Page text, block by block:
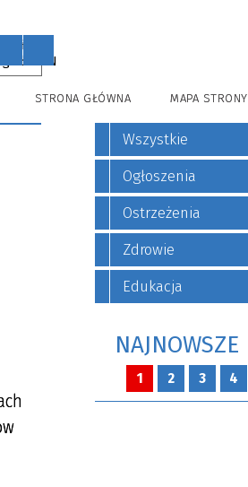
EN
STRONA GŁÓWNA MAPA STRONY
Wszystkie
Ogłoszenia
Ostrzeżenia
Zdrowie
Edukacja
NAJNOWSZE
1 2 3 4